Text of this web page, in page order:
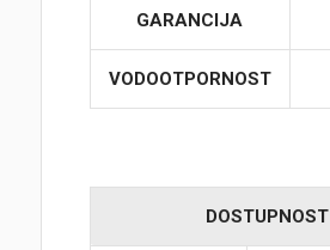
GARANCIJA
VODOOTPORNOST
DOSTUPNOST